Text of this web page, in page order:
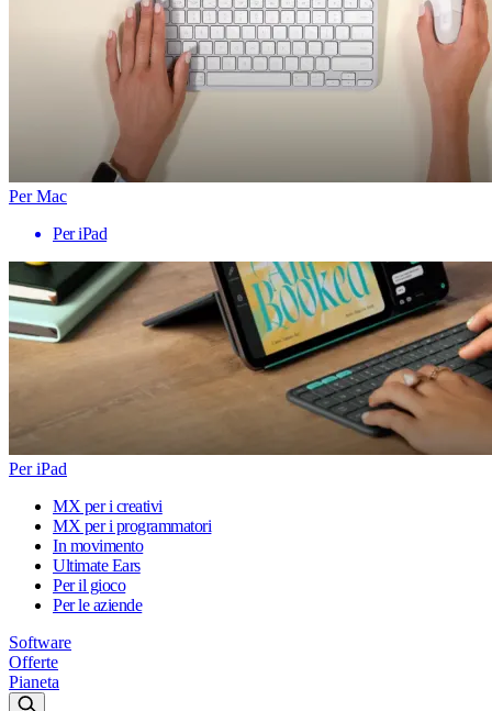
Per Mac
Per iPad
Per iPad
MX per i creativi
MX per i programmatori
In movimento
Ultimate Ears
Per il gioco
Per le aziende
Software
Offerte
Pianeta